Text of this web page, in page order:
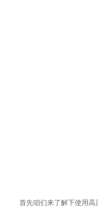
首先咱们来了解下使用高